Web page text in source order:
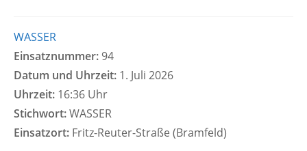
WASSER
Einsatznummer: 94
Datum und Uhrzeit: 1. Juli 2026
Uhrzeit: 16:36 Uhr
Stichwort:WASSER
Einsatzort: Fritz-Reuter-Straße (Bramfeld)